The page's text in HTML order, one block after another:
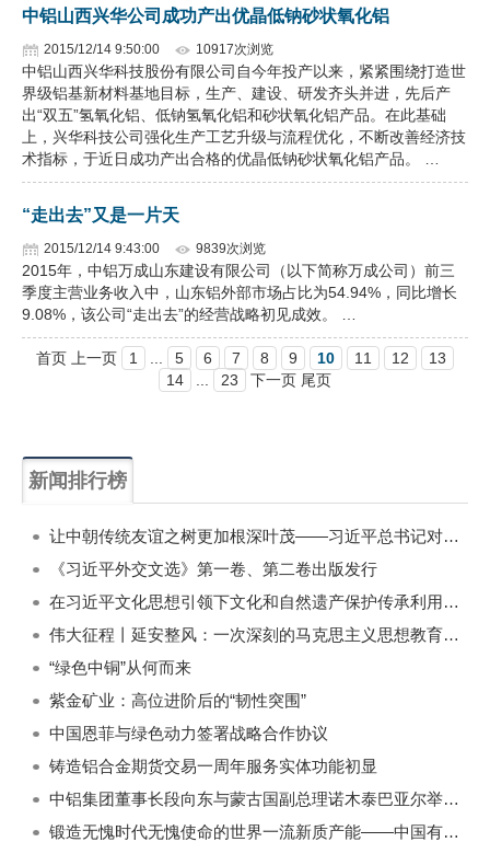
中铝山西兴华公司成功产出优晶低钠砂状氧化铝
2015/12/14 9:50:00 10917次浏览
中铝山西兴华科技股份有限公司自今年投产以来，紧紧围绕打造世
界级铝基新材料基地目标，生产、建设、研发齐头并进，先后产
出“双五”氢氧化铝、低钠氢氧化铝和砂状氧化铝产品。在此基础
上，兴华科技公司强化生产工艺升级与流程优化，不断改善经济技
术指标，于近日成功产出合格的优晶低钠砂状氧化铝产品。 …
“走出去”又是一片天
2015/12/14 9:43:00 9839次浏览
2015年，中铝万成山东建设有限公司（以下简称万成公司）前三
季度主营业务收入中，山东铝外部市场占比为54.94%，同比增长
9.08%，该公司“走出去”的经营战略初见成效。 …
首页 上一页 1 5 6 7 8 9 10 11 12
13
14
23 下一页 尾页
新闻排行榜
让中朝传统友谊之树更加根深叶茂——习近平总书记对朝鲜进行国事访问纪实
《习近平外交文选》第一卷、第二卷出版发行
在习近平文化思想引领下文化和自然遗产保护传承利用工作开创新局面
伟大征程丨延安整风：一次深刻的马克思主义思想教育运动
“绿色中铜”从何而来
紫金矿业：高位进阶后的“韧性突围”
中国恩菲与绿色动力签署战略合作协议
铸造铝合金期货交易一周年服务实体功能初显
中铝集团董事长段向东与蒙古国副总理诺木泰巴亚尔举行会谈
锻造无愧时代无愧使命的世界一流新质产能——中国有色金属工业的战略应对与破局之道（二）